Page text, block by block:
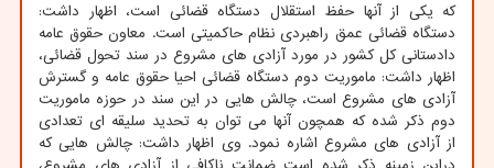
که یکی از آنها حفظ استقلال دستگاه قضائی است، اظهار داشت:
دستگاه قضائی عمق راهبردی نظام حاکمیتی است. معاون حقوق عامه
دادستانی کل کشور در مورد آزادی های مشروع در سند تحول قضائی،
اظهار داشت: ماموریت دوم دستگاه قضائی احیا حقوق عامه و گسترش
آزادی های مشروع است، چالش هایی در این سند در حوزه ماموریت
دوم ذکر شده که همچون آنها می توان به تحدید سلیقه ای تعدادی
از آزادی های مشروع اشاره نمود. وی اظهار داشت: چالش هایی که